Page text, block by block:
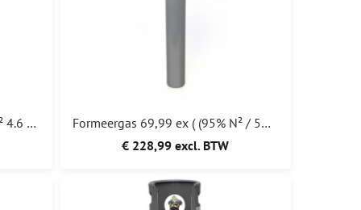
Afpers stikstof 10L koopfles N² 4.6 2000L 200BAR 193,50
Formeergas 69,99 ex ( (95% N² / 5% H² UN1956) (Stikstof + Waterstof)
€ 228,99 excl. BTW